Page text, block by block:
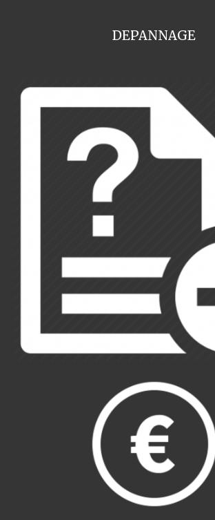
DEPANNAGE